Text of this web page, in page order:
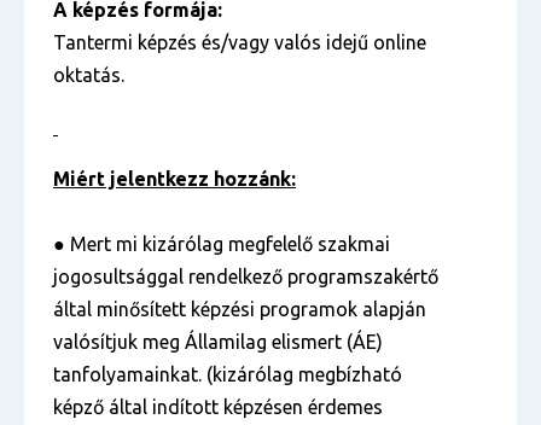
A képzés formája:
Tantermi képzés és/vagy valós idejű online
oktatás.
Miért jelentkezz hozzánk:
● Mert mi kizárólag megfelelő szakmai
jogosultsággal rendelkező programszakértő
által minősített képzési programok alapján
valósítjuk meg Államilag elismert (ÁE)
tanfolyamainkat. (kizárólag megbízható
képző által indított képzésen érdemes